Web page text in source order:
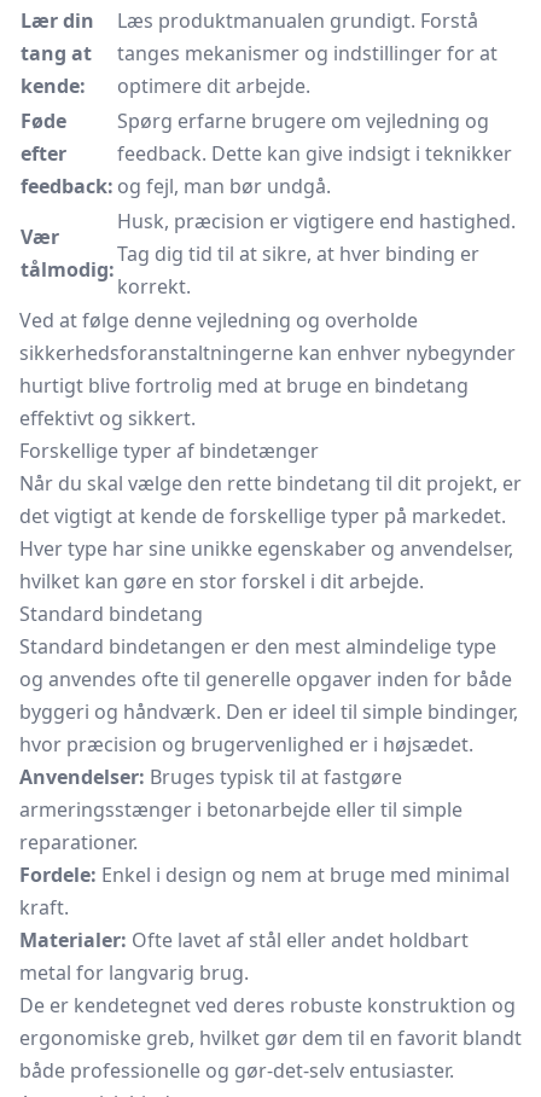
Lær din
tang at
kende:
Læs produktmanualen grundigt. Forstå
tanges mekanismer og indstillinger for at
optimere dit arbejde.
Føde
efter
feedback:
Spørg erfarne brugere om vejledning og
feedback. Dette kan give indsigt i teknikker
og fejl, man bør undgå.
Vær
tålmodig:
Husk, præcision er vigtigere end hastighed.
Tag dig tid til at sikre, at hver binding er
korrekt.
Ved at følge denne vejledning og overholde
sikkerhedsforanstaltningerne kan enhver nybegynder
hurtigt blive fortrolig med at bruge en bindetang
effektivt og sikkert.
Forskellige typer af bindetænger
Når du skal vælge den rette bindetang til dit projekt, er
det vigtigt at kende de forskellige typer på markedet.
Hver type har sine unikke egenskaber og anvendelser,
hvilket kan gøre en stor forskel i dit arbejde.
Standard bindetang
Standard bindetangen er den mest almindelige type
og anvendes ofte til generelle opgaver inden for både
byggeri og håndværk. Den er ideel til simple bindinger,
hvor præcision og brugervenlighed er i højsædet.
Anvendelser: Bruges typisk til at fastgøre
armeringsstænger i betonarbejde eller til simple
reparationer.
Fordele: Enkel i design og nem at bruge med minimal
kraft.
Materialer: Ofte lavet af stål eller andet holdbart
metal for langvarig brug.
De er kendetegnet ved deres robuste konstruktion og
ergonomiske greb, hvilket gør dem til en favorit blandt
både professionelle og gør-det-selv entusiaster.